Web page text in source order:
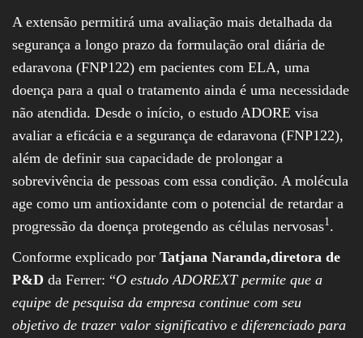
A extensão permitirá uma avaliação mais detalhada da
segurança a longo prazo da formulação oral diária de
edaravona (FNP122) em pacientes com ELA, uma
doença para a qual o tratamento ainda é uma necessidade
não atendida. Desde o início, o estudo ADORE visa
avaliar a eficácia e a segurança de edaravona (FNP122),
além de definir sua capacidade de prolongar a
sobrevivência de pessoas com essa condição. A molécula
age como um antioxidante com o potencial de retardar a
progressão da doença protegendo as células nervosas1.
Conforme explicado por Tatjana Naranda,diretora de
P&D da Ferrer: “O estudo ADOREXT permite que a
equipe de pesquisa da empresa continue com seu
objetivo de trazer valor significativo e diferenciado para